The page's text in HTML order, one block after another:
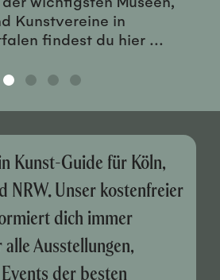
Kunstvereine in
findest du hier ...
Kunst-Guide für Köln,
NRW. Unser kostenfreier
dich immer
Ausstellungen,
der besten